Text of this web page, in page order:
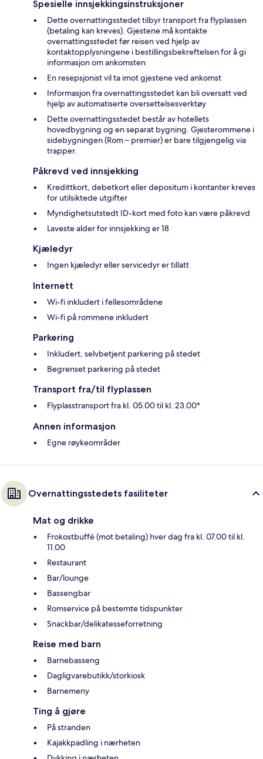
Spesielle innsjekkingsinstruksjoner
Dette overnattingsstedet tilbyr transport fra flyplassen
(betaling kan kreves). Gjestene må kontakte
overnattingsstedet før reisen ved hjelp av
kontaktopplysningene i bestillingsbekreftelsen for å gi
informasjon om ankomsten
En resepsjonist vil ta imot gjestene ved ankomst
Informasjon fra overnattingsstedet kan bli oversatt ved
hjelp av automatiserte oversettelsesverktøy
Dette overnattingsstedet består av hotellets
hovedbygning og en separat bygning. Gjesterommene i
sidebygningen (Rom – premier) er bare tilgjengelig via
trapper.
Påkrevd ved innsjekking
Kredittkort, debetkort eller depositum i kontanter kreves
for utilsiktede utgifter
Myndighetsutstedt ID-kort med foto kan være påkrevd
Laveste alder for innsjekking er 18
Kjæledyr
Ingen kjæledyr eller servicedyr er tillatt
Internett
Wi-fi inkludert i fellesområdene
Wi-fi på rommene inkludert
Parkering
Inkludert, selvbetjent parkering på stedet
Begrenset parkering på stedet
Transport fra/til flyplassen
Flyplasstransport fra kl. 05.00 til kl. 23.00*
Annen informasjon
Egne røykeområder
Overnattingsstedets fasiliteter
Mat og drikke
Frokostbuffé (mot betaling) hver dag fra kl. 07.00 til kl.
11.00
Restaurant
Bar/lounge
Bassengbar
Romservice på bestemte tidspunkter
Snackbar/delikatesseforretning
Reise med barn
Barnebasseng
Dagligvarebutikk/storkiosk
Barnemeny
Ting å gjøre
På stranden
Kajakkpadling i nærheten